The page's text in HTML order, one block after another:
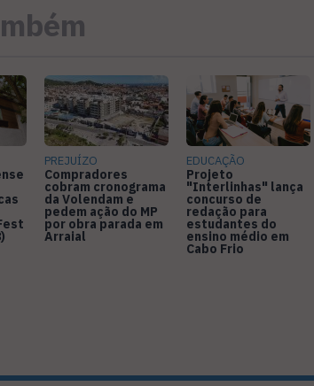
PREJUÍZO
Compradores
cobram cronograma
da Volendam e
pedem ação do MP
por obra parada em
Arraial
EDUCAÇÃO
Projeto
"Interlinhas" lança
concurso de
redação para
estudantes do
ensino médio em
Cabo Frio